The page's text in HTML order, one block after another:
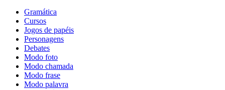
Gramática
Cursos
Jogos de papéis
Personagens
Debates
Modo foto
Modo chamada
Modo frase
Modo palavra